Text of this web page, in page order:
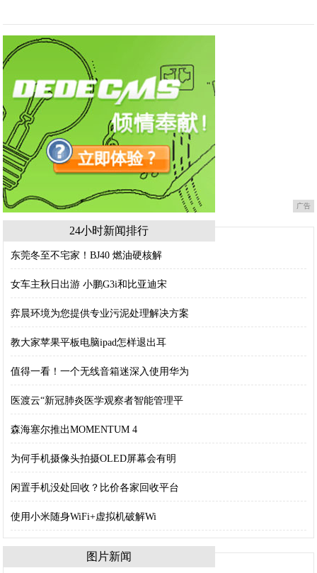
广告
24小时新闻排行
东莞冬至不宅家！BJ40 燃油硬核解
女车主秋日出游 小鹏G3i和比亚迪宋
弈晨环境为您提供专业污泥处理解决方案
教大家苹果平板电脑ipad怎样退出耳
值得一看！一个无线音箱迷深入使用华为
医渡云“新冠肺炎医学观察者智能管理平
森海塞尔推出MOMENTUM 4
为何手机摄像头拍摄OLED屏幕会有明
闲置手机没处回收？比价各家回收平台
使用小米随身WiFi+虚拟机破解Wi
图片新闻